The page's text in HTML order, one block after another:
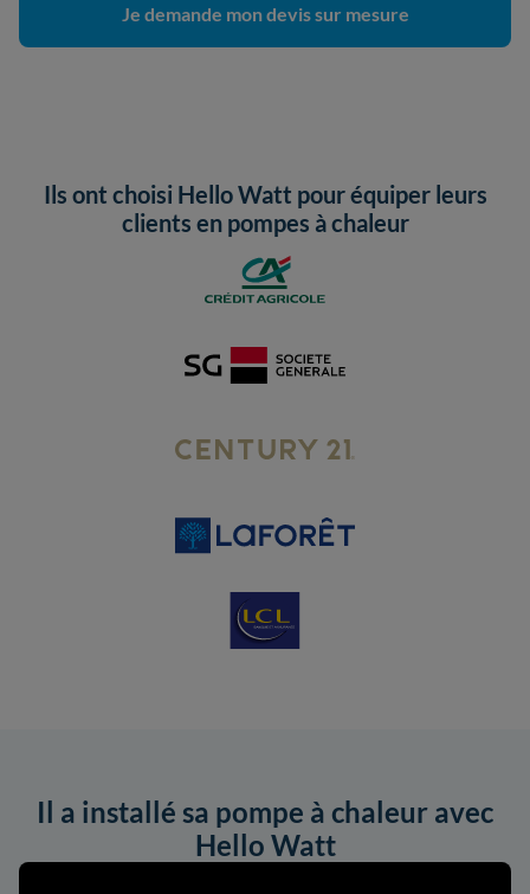
Je demande mon devis sur mesure
Ils ont choisi Hello Watt pour équiper leurs
clients en pompes à chaleur
Il a installé sa pompe à chaleur avec
Hello Watt